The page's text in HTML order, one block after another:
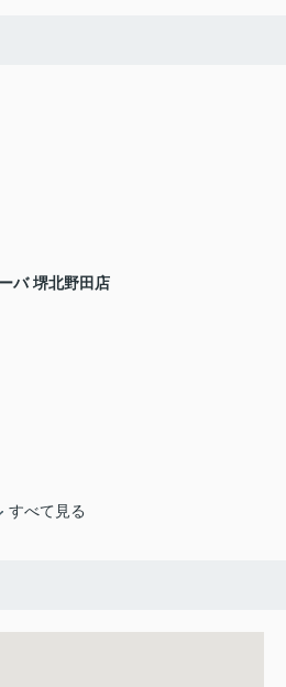
バ 堺北野田店
すべて見る